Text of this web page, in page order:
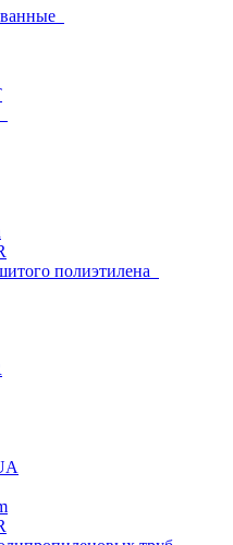
полиэтилена